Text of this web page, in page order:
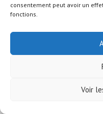
consentement peut avoir un
fonctions.
Voir